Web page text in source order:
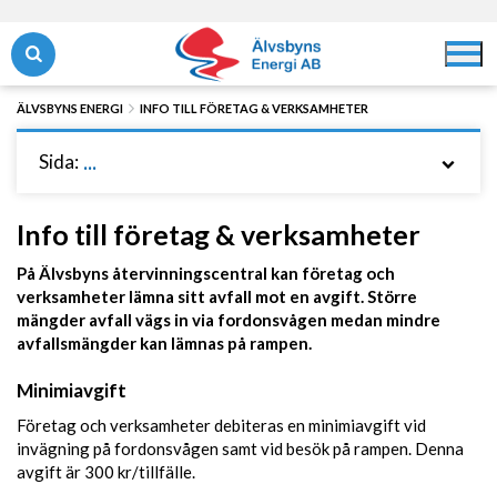
Hoppa
till
innehåll
Hoppa
till
navigering
Öppna/stäng sök
ÄLVSBYNS ENERGI INFO TILL FÖRETAG & VERKSAMHETER
Info till företag & verksamheter
På Älvsbyns återvinningscentral kan företag och
verksamheter lämna sitt avfall mot en avgift. Större
mängder avfall vägs in via fordonsvågen medan mindre
avfallsmängder kan lämnas på rampen.
Minimiavgift
Företag och verksamheter debiteras en minimiavgift vid
invägning på fordonsvågen samt vid besök på rampen. Denna
avgift är 300 kr/tillfälle.
Sida: ...